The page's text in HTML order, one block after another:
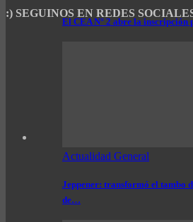
El CEA N° 2 abre la inscripción
Actualidad General
Jeppener: transformó el tambo
de…
:) SEGUINOS EN REDES